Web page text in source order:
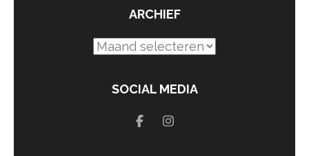
ARCHIEF
Archief
SOCIAL MEDIA